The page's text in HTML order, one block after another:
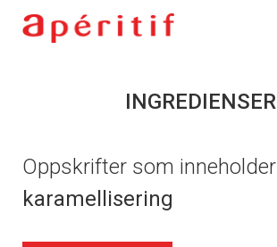
INGREDIENSER
Oppskrifter som inneholder
karamellisering